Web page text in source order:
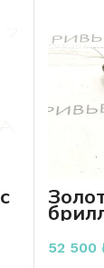
17,5
52 500